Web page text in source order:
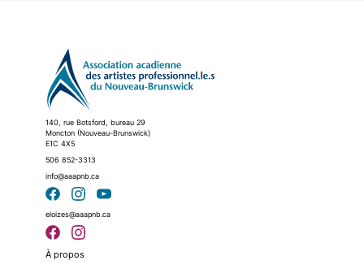
140, rue Botsford, bureau 29
Moncton (Nouveau-Brunswick)
E1C 4X5
506 852-3313
info@aaapnb.ca
eloizes@aaapnb.ca
À propos